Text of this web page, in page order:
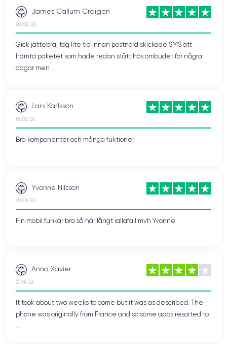
James Callum Craigen
28/02/26
Gick jättebra, tog lite tid innan postnord skickade SMS att
hämta paketet som hade redan stått hos ombudet för några
dagar men ...
Lars Karlsson
18/02/26
Bra komponenter och många fuktioner
Yvonne Nilsson
30/01/26
Fin mobil funkar bra så här långt iallafall mvh Yvonne
Anna Xavier
21/01/26
It took about two weeks to come but it was as described. The
phone was originally from France and so some apps resorted to